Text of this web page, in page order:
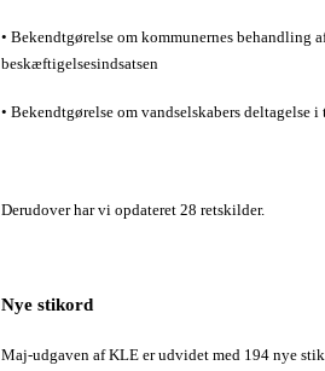
• Bekendtgørelse om kommunernes
beskæftigelsesindsatsen
• Bekendtgørelse om vandselskabers
Derudover har vi opdateret 28 retskilder.
Nye stikord
Maj-udgaven af KLE er udvidet med 194 nye